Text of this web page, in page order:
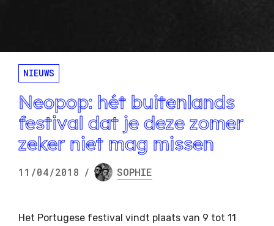
NIEUWS
Neopop: hét buitenlands
festival dat je deze zomer
zeker niet mag missen
11/04/2018 / SOPHIE
Het Portugese festival vindt plaats van 9 tot 11